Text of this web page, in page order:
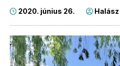
2020. június 26. Halász